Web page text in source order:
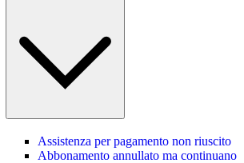
Assistenza per pagamento non riuscito
Abbonamento annullato ma continuano